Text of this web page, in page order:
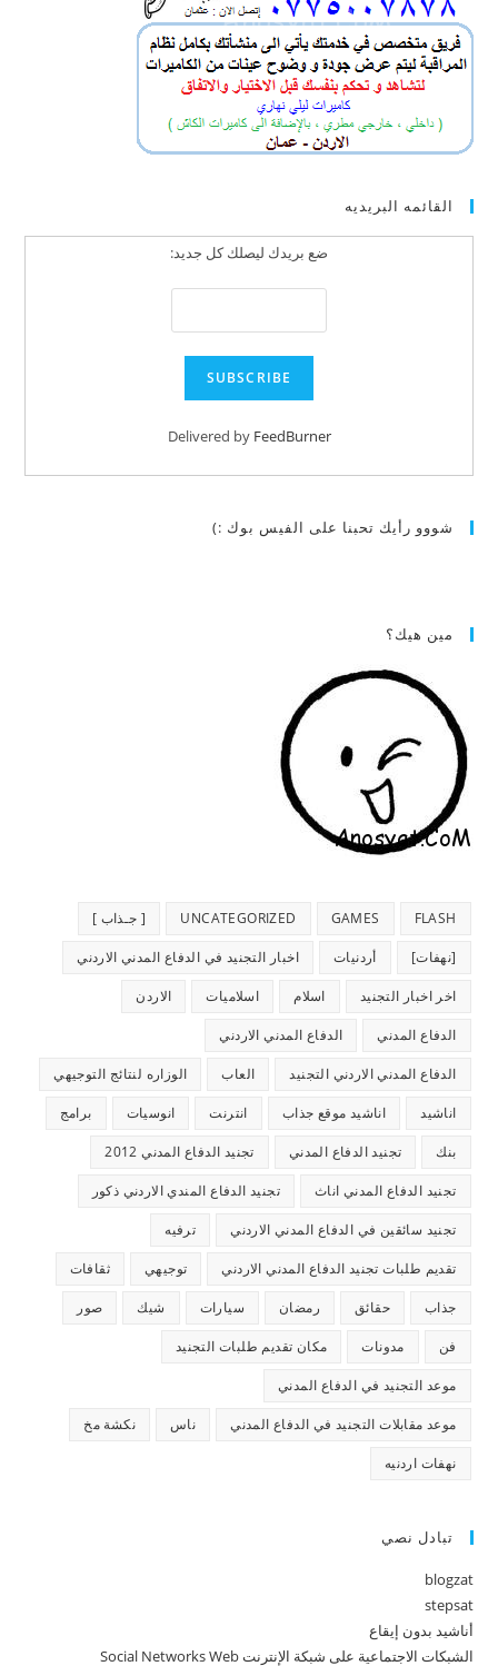
القائمه البريديه
ضع بريدك ليصلك كل جديد:
Delivered by FeedBurner
شووو رأيك تحبنا على الفيس بوك :)
مين هيك؟
FLASH
GAMES
UNCATEGORIZED [ جـذاب ]
[نهفات] أردنيات اخبار التجنيد في الدفاع المدني الاردني
اخر اخبار التجنيد اسلام اسلاميات الاردن
الدفاع المدني الدفاع المدني الاردني
الدفاع المدني الاردني التجنيد العاب الوزاره لنتائج التوجيهي
اناشيد اناشيد موقع جذاب انترنت انوسيات برامج
بنك تجنيد الدفاع المدني تجنيد الدفاع المدني 2012
تجنيد الدفاع المدني اناث تجنيد الدفاع المندي الاردني ذكور
تجنيد سائقين في الدفاع المدني الاردني ترفيه
تقديم طلبات تجنيد الدفاع المدني الاردني توجيهي ثقافات
جذاب حقائق رمضان سيارات شيك صور
فن مدونات مكان تقديم طلبات التجنيد
موعد التجنيد في الدفاع المدني
موعد مقابلات التجنيد في الدفاع المدني ناس نكشة مخ
نهفات اردنيه
تبادل نصي
blogzat
stepsat
أناشيد بدون إيقاع
الشبكات الاجتماعية على شبكة الإنترنت Social Networks Web